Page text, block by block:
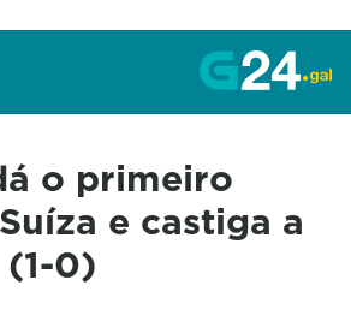
o primeiro
e castiga a
0)